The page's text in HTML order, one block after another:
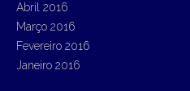
Abril 2016
Março 2016
Fevereiro 2016
Janeiro 2016